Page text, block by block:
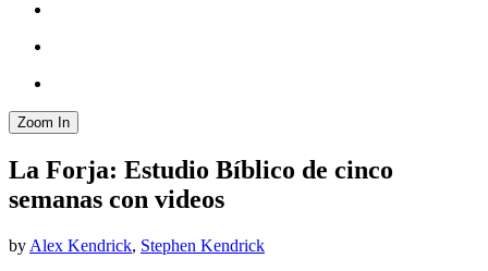
Zoom In
La Forja: Estudio Bíblico de cinco
semanas con videos
by Alex Kendrick, Stephen Kendrick